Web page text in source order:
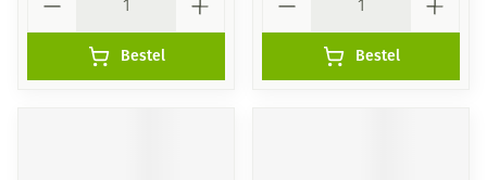
Bestel Bestel